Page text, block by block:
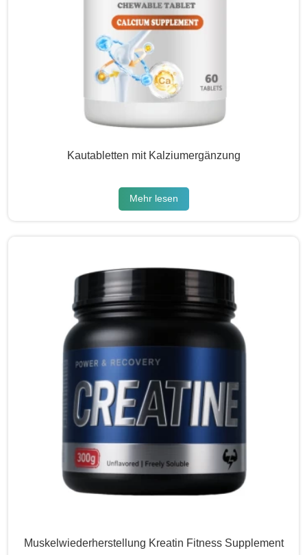
Kautabletten mit Kalziumergänzung
Mehr lesen
Muskelwiederherstellung Kreatin Fitness Supplement